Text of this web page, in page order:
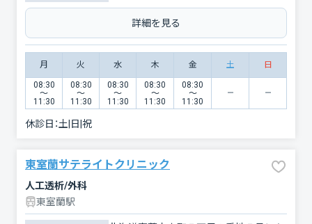
詳細を見る
月 火 水 木 金 土 日
08:30
〜
11:30
08:30
〜
11:30
08:30
〜
11:30
08:30
〜
11:30
08:30
〜
11:30
休診日：土|日|祝
東室蘭サテライトクリニック
人工透析/外科
東室蘭駅